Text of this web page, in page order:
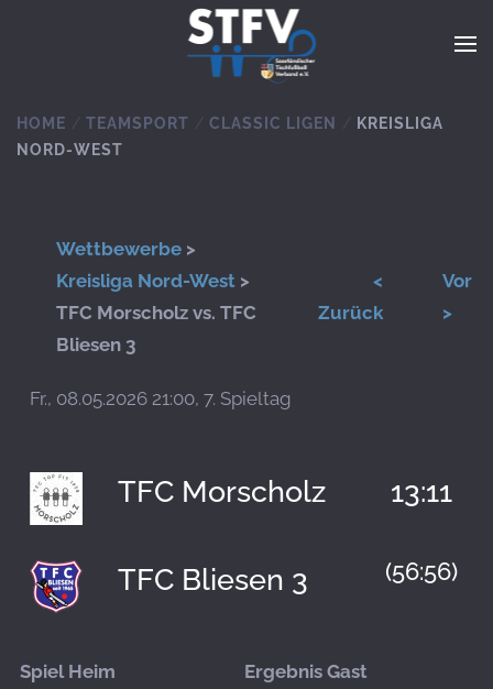
Zum Hauptinhalt springen
HOME TEAMSPORT CLASSIC LIGEN
KREISLIGA
NORD-WEST
Wettbewerbe >
Kreisliga Nord-West >
TFC Morscholz vs. TFC
Bliesen 3
<
Zurück
Vor
>
Fr., 08.05.2026 21:00, 7. Spieltag
TFC Morscholz 13:11
(56:56)
TFC Bliesen 3
Spiel Heim Ergebnis Gast